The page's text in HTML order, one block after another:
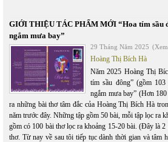
GIỚI THIỆU TÁC PHẨM MỚI “Hoa tím sầu
ngắm mưa bay”
29 Tháng Năm 2025
Hoàng Thị Bích Hà
Năm 2025 Hoàng Thị
tím sầu đông” (gồm
ngắm mưa bay” (Hơn
ra những bài thơ tâm đắc của Hoàng Thị Bích Hà
năm trước đây. Những tập gồm 50 bài, mỗi tập lọc ra
gồm có 100 bài thơ lọc ra khoảng 15-20 bài. (Đây là
thơ. Từ nay về sau tôi tiếp tục dành thời gian và tâm